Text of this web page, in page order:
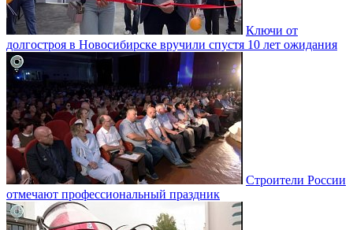
Ключи от
долгостроя в Новосибирске вручили спустя 10 лет ожидания
Строители России
отмечают профессиональный праздник